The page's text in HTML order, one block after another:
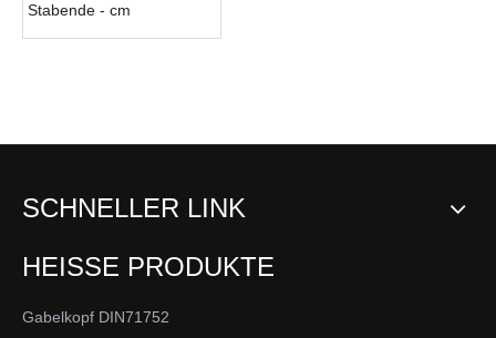
Stabende - cm
SCHNELLER LINK
HEISSE PRODUKTE
Gabelkopf DIN71752